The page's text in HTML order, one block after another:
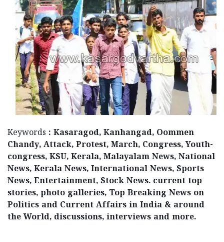
Keywords : Kasaragod, Kanhangad, Oommen
Chandy, Attack, Protest, March, Congress, Youth-
congress, KSU, Kerala, Malayalam News, National
News, Kerala News, International News, Sports
News, Entertainment, Stock News. current top
stories, photo galleries, Top Breaking News on
Politics and Current Affairs in India & around
the World, discussions, interviews and more.